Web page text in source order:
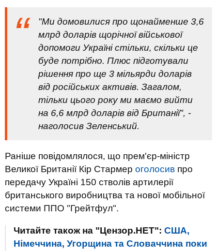
"Ми домовилися про щонайменше 3,6
млрд доларів щорічної військової
допомоги Україні стільки, скільки це
буде потрібно. Плюс підготували
рішення про ще 3 мільярди доларів
від російських активів. Загалом,
тільки цього року ми маємо вийти
на 6,6 млрд доларів від Британії", -
наголосив Зеленський.
Раніше повідомлялося, що прем'єр-міністр
Великої Британії Кір Стармер оголосив про
передачу Україні 150 стволів артилерії
британського виробництва та нової мобільної
системи ППО "Грейтфул".
Читайте також на "Цензор.НЕТ": США,
Німеччина, Угорщина та Словаччина поки